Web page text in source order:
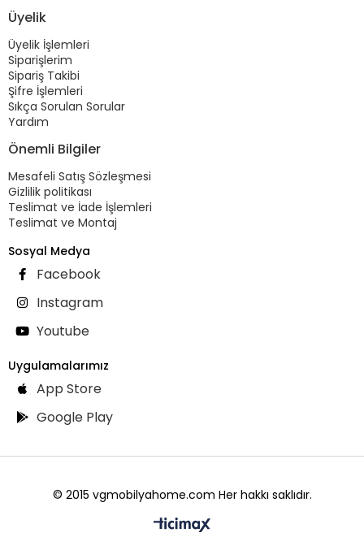
Üyelik
Üyelik İşlemleri
Siparişlerim
Sipariş Takibi
Şifre İşlemleri
Sıkça Sorulan Sorular
Yardım
Önemli Bilgiler
Mesafeli Satış Sözleşmesi
Gizlilik politikası
Teslimat ve İade İşlemleri
Teslimat ve Montaj
Sosyal Medya
Facebook
Instagram
Youtube
Uygulamalarımız
App Store
Google Play
© 2015 vgmobilyahome.com Her hakkı saklıdır.